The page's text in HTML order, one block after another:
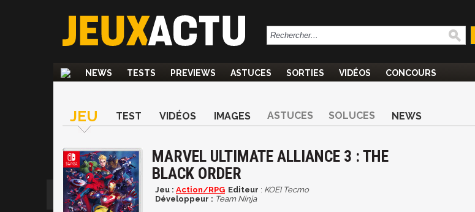
NEWS TESTS PREVIEWS ASTUCES SORTIES VIDÉOS CONCOURS
JEU TEST VIDÉOS IMAGES ASTUCES SOLUCES NEWS
MARVEL ULTIMATE ALLIANCE 3 : THE
BLACK ORDER
Jeu : Action/RPG Editeur : KOEI Tecmo
Développeur : Team Ninja